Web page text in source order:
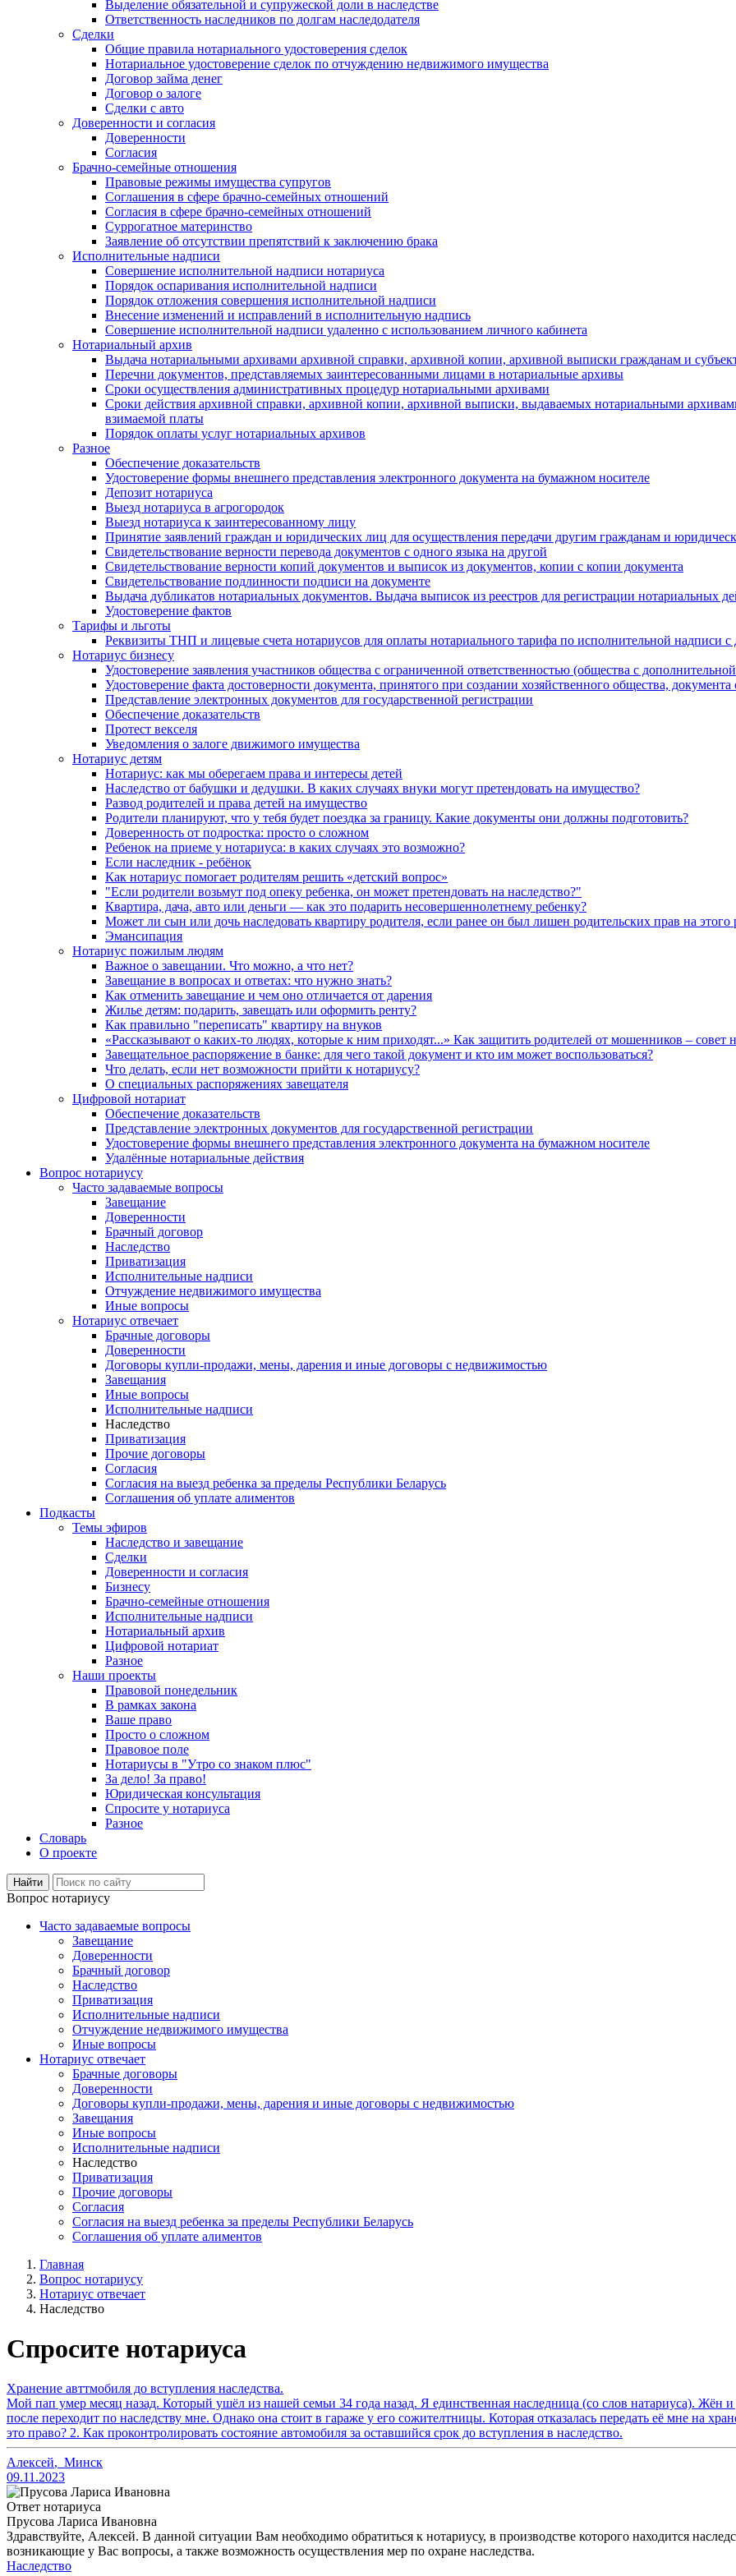
Выделение обязательной и супружеской доли в наследстве
Ответственность наследников по долгам наследодателя
Сделки
Общие правила нотариального удостоверения сделок
Нотариальное удостоверение сделок по отчуждению недвижимого имущества
Договор займа денег
Договор о залоге
Сделки с авто
Доверенности и согласия
Доверенности
Согласия
Брачно-семейные отношения
Правовые режимы имущества супругов
Соглашения в сфере брачно-семейных отношений
Согласия в сфере брачно-семейных отношений
Суррогатное материнство
Заявление об отсутствии препятствий к заключению брака
Исполнительные надписи
Совершение исполнительной надписи нотариуса
Порядок оспаривания исполнительной надписи
Порядок отложения совершения исполнительной надписи
Внесение изменений и исправлений в исполнительную надпись
Совершение исполнительной надписи удаленно с использованием личного кабинета
Нотариальный архив
Выдача нотариальными архивами архивной справки, архивной копии, архивной выписки гражданам и
Перечни документов, представляемых заинтересованными лицами в нотариальные архивы
Сроки осуществления административных процедур нотариальными архивами
Сроки действия архивной справки, архивной копии, архивной выписки, выдаваемых нотариальными
взимаемой платы
Порядок оплаты услуг нотариальных архивов
Разное
Обеспечение доказательств
Удостоверение формы внешнего представления электронного документа на бумажном носителе
Депозит нотариуса
Выезд нотариуса в агрогородок
Выезд нотариуса к заинтересованному лицу
Принятие заявлений граждан и юридических лиц для осуществления передачи другим гражданам и
Свидетельствование верности перевода документов с одного языка на другой
Свидетельствование верности копий документов и выписок из документов, копии с копии документа
Свидетельствование подлинности подписи на документе
Выдача дубликатов нотариальных документов. Выдача выписок из реестров для регистрации нотариальных
Удостоверение фактов
Тарифы и льготы
Реквизиты ТНП и лицевые счета нотариусов для оплаты нотариального тарифа по исполнительной надписи с
Нотариус бизнесу
Удостоверение заявления участников общества с ограниченной ответственностью (общества с
Удостоверение факта достоверности документа, принятого при создании хозяйственного общества,
Представление электронных документов для государственной регистрации
Обеспечение доказательств
Протест векселя
Уведомления о залоге движимого имущества
Нотариус детям
Нотариус: как мы оберегаем права и интересы детей
Наследство от бабушки и дедушки. В каких случаях внуки могут претендовать на имущество?
Развод родителей и права детей на имущество
Родители планируют, что у тебя будет поездка за границу. Какие документы они должны подготовить?
Доверенность от подростка: просто о сложном
Ребенок на приеме у нотариуса: в каких случаях это возможно?
Если наследник - ребёнок
Как нотариус помогает родителям решить «детский вопрос»
"Если родители возьмут под опеку ребенка, он может претендовать на наследство?"
Квартира, дача, авто или деньги — как это подарить несовершеннолетнему ребенку?
Может ли сын или дочь наследовать квартиру родителя, если ранее он был лишен родительских прав на этого
Эмансипация
Нотариус пожилым людям
Важное о завещании. Что можно, а что нет?
Завещание в вопросах и ответах: что нужно знать?
Как отменить завещание и чем оно отличается от дарения
Жилье детям: подарить, завещать или оформить ренту?
Как правильно "переписать" квартиру на внуков
«Рассказывают о каких-то людях, которые к ним приходят...» Как защитить родителей от мошенников – совет
Завещательное распоряжение в банке: для чего такой документ и кто им может воспользоваться?
Что делать, если нет возможности прийти к нотариусу?
О специальных распоряжениях завещателя
Цифровой нотариат
Обеспечение доказательств
Представление электронных документов для государственной регистрации
Удостоверение формы внешнего представления электронного документа на бумажном носителе
Удалённые нотариальные действия
Вопрос нотариусу
Часто задаваемые вопросы
Завещание
Доверенности
Брачный договор
Наследство
Приватизация
Исполнительные надписи
Отчуждение недвижимого имущества
Иные вопросы
Нотариус отвечает
Брачные договоры
Доверенности
Договоры купли-продажи, мены, дарения и иные договоры с недвижимостью
Завещания
Иные вопросы
Исполнительные надписи
Наследство
Приватизация
Прочие договоры
Согласия
Согласия на выезд ребенка за пределы Республики Беларусь
Соглашения об уплате алиментов
Подкасты
Темы эфиров
Наследство и завещание
Сделки
Доверенности и согласия
Бизнесу
Брачно-семейные отношения
Исполнительные надписи
Нотариальный архив
Цифровой нотариат
Разное
Наши проекты
Правовой понедельник
В рамках закона
Ваше право
Просто о сложном
Правовое поле
Нотариусы в "Утро со знаком плюс"
За дело! За право!
Юридическая консультация
Спросите у нотариуса
Разное
Словарь
О проекте
Вопрос нотариусу
Часто задаваемые вопросы
Завещание
Доверенности
Брачный договор
Наследство
Приватизация
Исполнительные надписи
Отчуждение недвижимого имущества
Иные вопросы
Нотариус отвечает
Брачные договоры
Доверенности
Договоры купли-продажи, мены, дарения и иные договоры с недвижимостью
Завещания
Иные вопросы
Исполнительные надписи
Наследство
Приватизация
Прочие договоры
Согласия
Согласия на выезд ребенка за пределы Республики Беларусь
Соглашения об уплате алиментов
Главная
Вопрос нотариусу
Нотариус отвечает
Наследство
Спросите нотариуса
Хранение авттмобиля до вступления наследства.
Мой пап умер месяц назад. Который ушёл из нашей семьи 34 года назад. Я единственная наследница (со слов натариуса). Жён
после переходит по наследству мне. Однако она стоит в гараже у его сожителтницы. Которая отказалась передать её мне на
это право? 2. Как проконтролировать состояние автомобиля за оставшийся срок до вступления в наследство.
Алексей, Минск
09.11.2023
Ответ нотариуса
Прусова Лариса Ивановна
Здравствуйте, Алексей. В данной ситуации Вам необходимо обратиться к нотариусу, в производстве которого находится
возникающие у Вас вопросы, а также возможность осуществления мер по охране наследства.
Наследство